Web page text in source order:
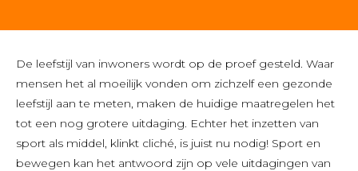
De leefstijl van inwoners wordt op de proef gesteld. Waar
mensen het al moeilijk vonden om zichzelf een gezonde
leefstijl aan te meten, maken de huidige maatregelen het
tot een nog grotere uitdaging. Echter het inzetten van
sport als middel, klinkt cliché, is juist nu nodig! Sport en
bewegen kan het antwoord zijn op vele uitdagingen van